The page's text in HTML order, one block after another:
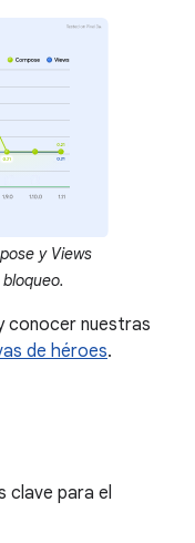
y Views
conocer nuestras
de héroes.
clave para el